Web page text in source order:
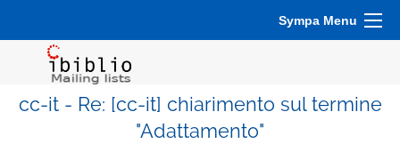
Sympa Menu
cc-it - Re: [cc-it] chiarimento sul termine
"Adattamento"